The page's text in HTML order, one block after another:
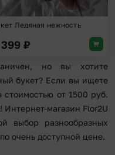
Ледяная нежность
₽
но вы хотите
букет? Если вы ищете
стоимостью от 1500 руб.
Интернет-магазин Flor2U
выбор разнообразных
очень доступной цене.